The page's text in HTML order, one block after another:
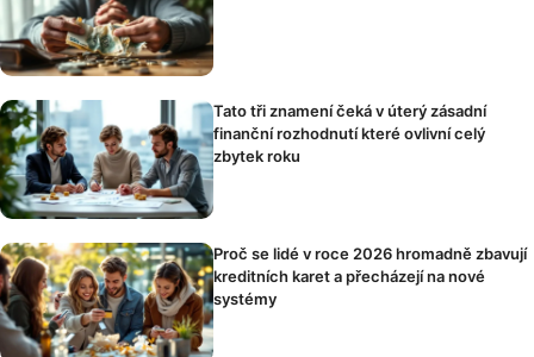
Tato tři znamení čeká v úterý zásadní
finanční rozhodnutí které ovlivní celý
zbytek roku
Proč se lidé v roce 2026 hromadně zbavují
kreditních karet a přecházejí na nové
systémy